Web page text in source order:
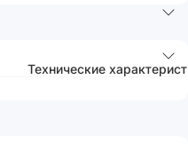
Технические